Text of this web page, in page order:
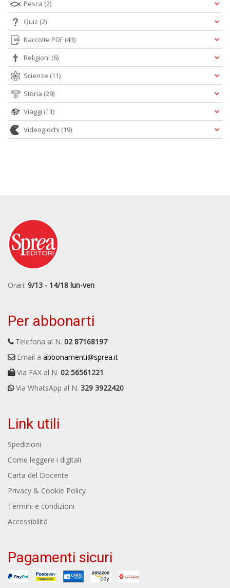
Pesca (2)
Quiz (2)
Raccolte PDF (43)
Religioni (6)
Scienze (11)
Storia (29)
Viaggi (11)
Videogiochi (19)
Orari: 9/13 - 14/18 lun-ven
Per abbonarti
Telefona al N. 02 87168197
Email a abbonamenti@sprea.it
Via FAX al N. 02 56561221
Via WhatsApp al N. 329 3922420
Link utili
Spedizioni
Come leggere i digitali
Carta del Docente
Privacy & Cookie Policy
Termini e condizioni
Accessibilità
Pagamenti sicuri